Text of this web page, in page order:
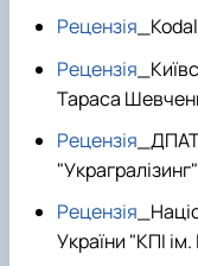
Рецензія
Рецензія
Тараса
Рецензія
"Украгралізинг"
Рецензія
України "КПІ